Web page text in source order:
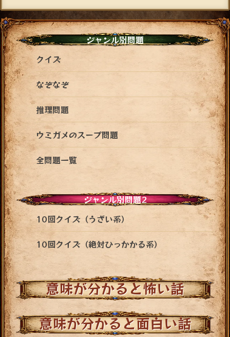
ジャンル別問題
クイズ
なぞなぞ
推理問題
ウミガメのスープ問題
全問題一覧
ジャンル別問題2
10回クイズ（うざい系）
10回クイズ（絶対ひっかかる系）
意味が分かると怖い話
意味が分かると面白い話